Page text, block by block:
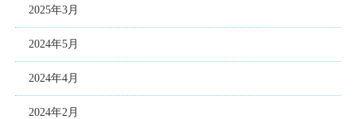
2025年3月
2024年5月
2024年4月
2024年2月